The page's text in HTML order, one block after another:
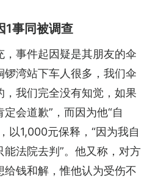
事同被调查
事件起因疑是其朋友的伞
锣湾站下车人很多，我们伞
我们完全没有知觉，如果
会道歉”，而因为他“自
以1,000元保释，“因为我自
法院去判”。他又称，对方
钱和解，惟他认为受伤不